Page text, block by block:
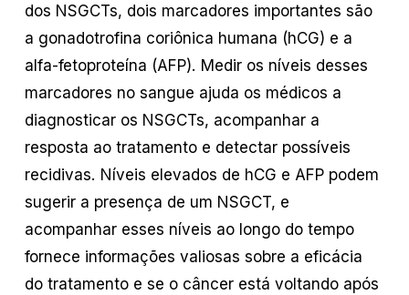
dos NSGCTs, dois marcadores importantes são
a gonadotrofina coriônica humana (hCG) e a
alfa-fetoproteína (AFP). Medir os níveis desses
marcadores no sangue ajuda os médicos a
diagnosticar os NSGCTs, acompanhar a
resposta ao tratamento e detectar possíveis
recidivas. Níveis elevados de hCG e AFP podem
sugerir a presença de um NSGCT, e
acompanhar esses níveis ao longo do tempo
fornece informações valiosas sobre a eficácia
do tratamento e se o câncer está voltando após